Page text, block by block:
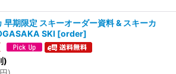
早期限定 スキーオーダー資料 & スキーカ
SKI [order]
)